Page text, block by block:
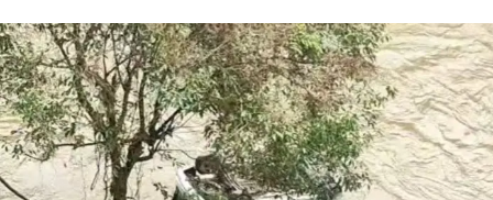
Entertainment
Sports
Food
Gulf News